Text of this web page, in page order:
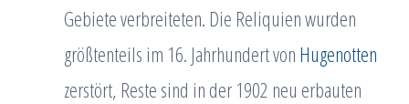
Gebiete verbreiteten. Die Reliquien wurden
größtenteils im 16. Jahrhundert von Hugenotten
zerstört, Reste sind in der 1902 neu erbauten